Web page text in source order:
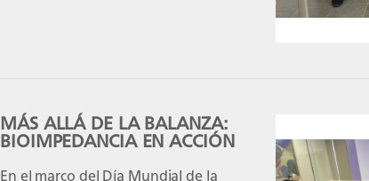
a plantas de producción alimentaria, […]
MÁS ALLÁ DE LA BALANZA:
BIOIMPEDANCIA EN ACCIÓN
En el marco del Día Mundial de la